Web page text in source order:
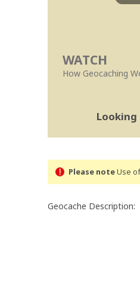
WATCH
How Geocaching
Please noteUse
Geocache Description: